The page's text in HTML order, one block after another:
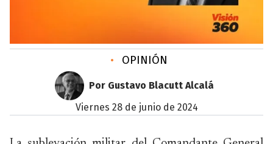
• OPINIÓN
Por Gustavo Blacutt Alcalá
viernes 28 de junio de 2024